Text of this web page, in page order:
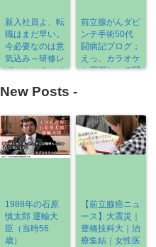
新入社員よ、転
職はまだ早い。
今必要なのは意
気込み～研修レ
ポートへのコメ
前立腺がんダビ
ンチ手術50代
闘病記ブログ；
えっ、カラオケ
と尿漏れって関
New Posts -
1988年の石原
慎太郎 運輸大
臣（当時56
歳）
【前立腺癌ニュ
ース】大震災｜
豊橋技科大｜治
療集結｜女性医